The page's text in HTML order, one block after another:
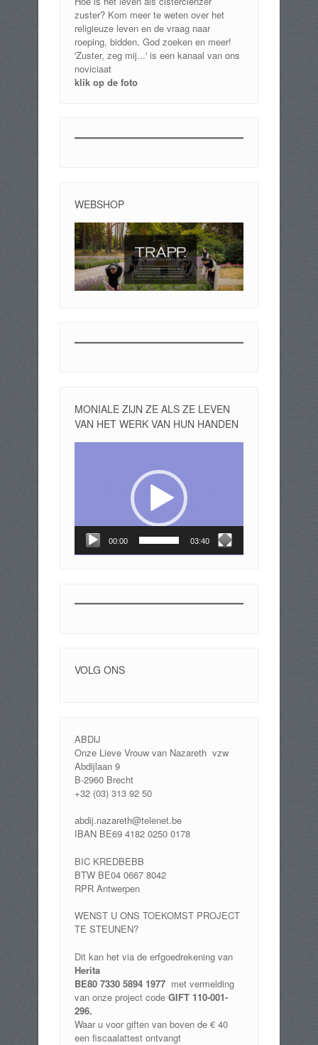
zuster? Kom meer te weten over het
religieuze leven en de vraag naar
roeping, bidden, God zoeken en meer!
'Zuster, zeg mij...' is een kanaal van ons
noviciaat
klik op de foto
WEBSHOP
MONIALE ZIJN ZE ALS ZE LEVEN
VAN HET WERK VAN HUN HANDEN
00:00 03:40
VOLG ONS
ABDIJ
Onze Lieve Vrouw van Nazareth vzw
Abdijlaan 9
B-2960 Brecht
+32 (03) 313 92 50
abdij.nazareth@telenet.be
IBAN BE69 4182 0250 0178
BIC KREDBEBB
BTW BE04 0667 8042
RPR Antwerpen
WENST U ONS TOEKOMST PROJECT
TE STEUNEN?
Dit kan het via de erfgoedrekening van
Herita
BE80 7330 5894 1977 met vermelding
van onze project code GIFT 110-001-
296.
Waar u voor giften van boven de € 40
een fiscaalattest ontvangt